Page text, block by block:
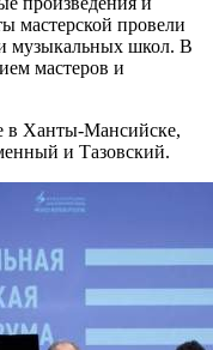
мастерской провели
музыкальных школ. В
мастеров и
в Ханты-Мансийске,
и Тазовский.